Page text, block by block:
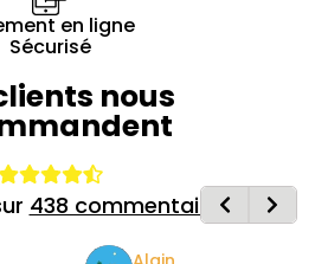
en ligne
Sécurisé
nous
438 commentaires